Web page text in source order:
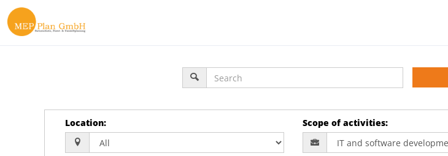
Location: Scope of activities: